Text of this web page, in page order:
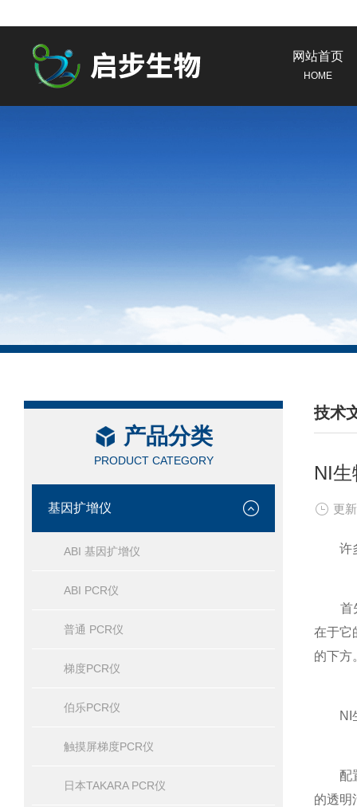
网站首页
HOME
产品分类
PRODUCT CATEGORY
基因扩增仪
ABI 基因扩增仪
ABI PCR仪
普通 PCR仪
梯度PCR仪
伯乐PCR仪
触摸屏梯度PCR仪
日本TAKARA PCR仪
技术
/
NI
更
许
首先
在于它
的下方
NI生
配置
的透明